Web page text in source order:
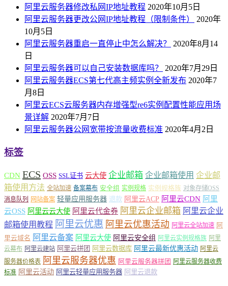
阿里云服务器修改私网IP地址教程 2020年10月5日
阿里云服务器更改公网IP地址教程（限制条件）
2020年
10月5日
阿里云服务器重启一直停止中怎么解决？
2020年8月14
日
阿里云服务器可以自己安装数据库吗？
2020年7月29日
阿里云服务器ECS第七代高主频实例全新发布 2020年7
月8日
阿里云ECS云服务器内存增强型re6实例配置性能应用场
景详解 2020年7月7日
阿里云服务器公网宽带按流量收费标准 2020年4月2日
标签
CDN ECS OSS SSL证书 云大使 企业邮箱 企业邮箱使用 企业邮
箱使用方法 全站加速 备案幕布 安全组 实例规格 实例规格族 对象存储OSS
消息队列
网站备案 轻量应用服务器 退款 阿里云ACP 阿里云CDN 阿里
云OSS 阿里云云大使 阿里云代金券 阿里云企业邮箱 阿里云企业
邮箱使用教程 阿里云优惠 阿里云优惠活动 阿里云全站加速 阿
里云域名 阿里云备案 阿里云大使 阿里云安全组 阿里云实例规格族 阿里
云幕布 阿里云建站 阿里云拼团 阿里云数据库 阿里云最新优惠活动 阿里云
服务器价格表 阿里云服务器优惠 阿里云服务器拼团 阿里云服务器收费
标准 阿里云活动 阿里云轻量应用服务器 阿里云退款